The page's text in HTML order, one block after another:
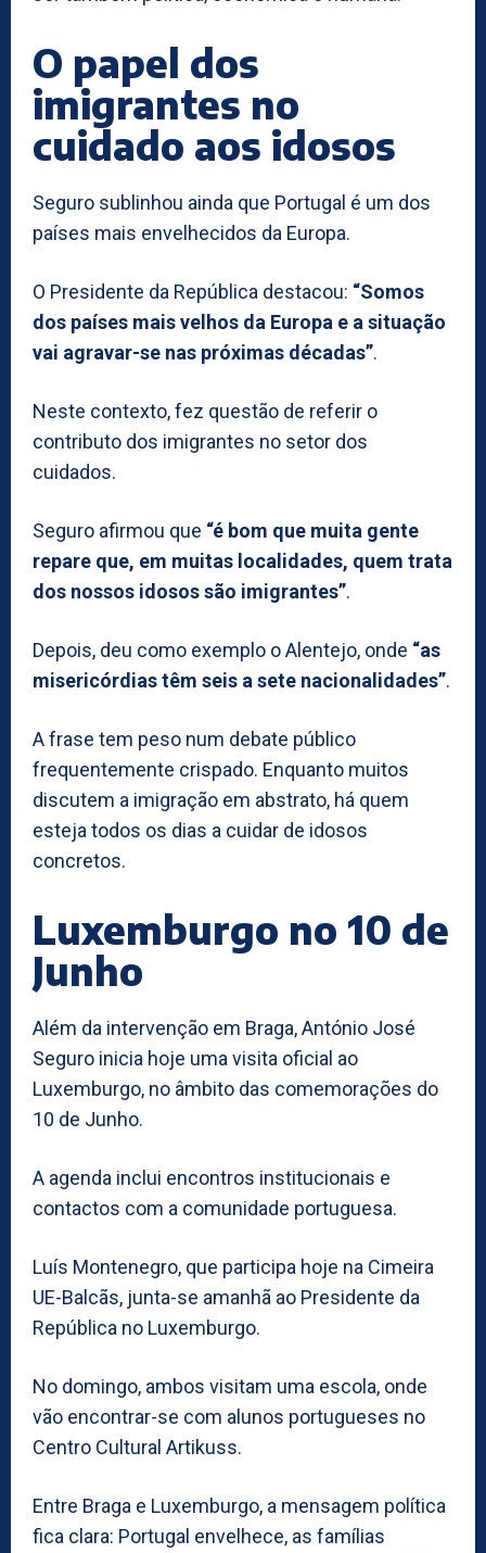
O papel dos
imigrantes no
cuidado aos idosos
Seguro sublinhou ainda que Portugal é um dos
países mais envelhecidos da Europa.
O Presidente da República destacou: “Somos
dos países mais velhos da Europa e a situação
vai agravar-se nas próximas décadas”.
Neste contexto, fez questão de referir o
contributo dos imigrantes no setor dos
cuidados.
Seguro afirmou que “é bom que muita gente
repare que, em muitas localidades, quem trata
dos nossos idosos são imigrantes”.
Depois, deu como exemplo o Alentejo, onde “as
misericórdias têm seis a sete nacionalidades”.
A frase tem peso num debate público
frequentemente crispado. Enquanto muitos
discutem a imigração em abstrato, há quem
esteja todos os dias a cuidar de idosos
concretos.
Luxemburgo no 10 de
Junho
Além da intervenção em Braga, António José
Seguro inicia hoje uma visita oficial ao
Luxemburgo, no âmbito das comemorações do
10 de Junho.
A agenda inclui encontros institucionais e
contactos com a comunidade portuguesa.
Luís Montenegro, que participa hoje na Cimeira
UE-Balcãs, junta-se amanhã ao Presidente da
República no Luxemburgo.
No domingo, ambos visitam uma escola, onde
vão encontrar-se com alunos portugueses no
Centro Cultural Artikuss.
Entre Braga e Luxemburgo, a mensagem política
fica clara: Portugal envelhece, as famílias